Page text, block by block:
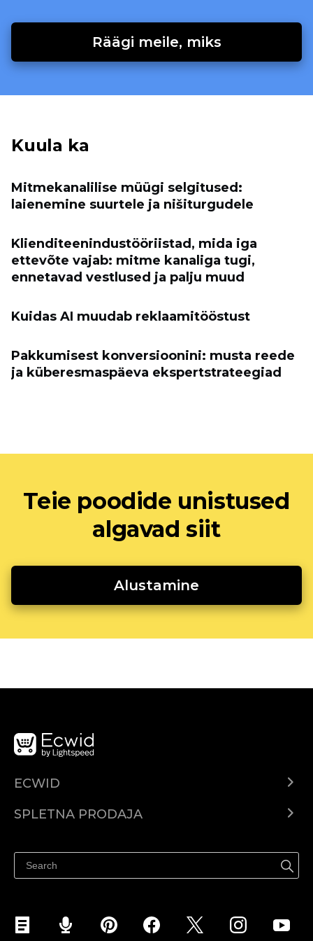
Räägi meile, miks
Kuula ka
Mitmekanalilise müügi selgitused:
laienemine suurtele ja nišiturgudele
Klienditeenindustööriistad, mida iga
ettevõte vajab: mitme kanaliga tugi,
ennetavad vestlused ja palju muud
Kuidas AI muudab reklaamitööstust
Pakkumisest konversioonini: musta reede
ja küberesmaspäeva ekspertstrateegiad
Teie poodide unistused
algavad siit
Alustamine
ECWID
SPLETNA PRODAJA
Prodaja na Instagramu